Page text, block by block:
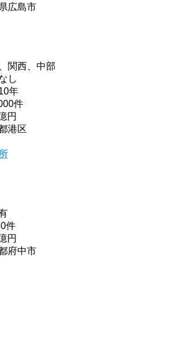
広島市
関西、中部
し
年
件
円
港区
件
円
府中市